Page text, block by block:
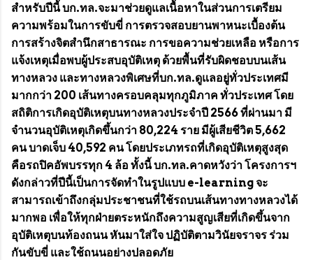
สำหรับปีนี้ บก.ทล.จะมาช่วยดูแลเนื้อหาในส่วนการเตรียม
ความพร้อมในการขับขี่ การตรวจสอบยานพาหนะเบื้องต้น
การสร้างจิตสำนึกสาธารณะ การขอความช่วยเหลือ หรือการ
แจ้งเหตุเมื่อพบผู้ประสบอุบัติเหตุ ด้วยพื้นที่รับผิดชอบบนเส้น
ทางหลวง และทางหลวงพิเศษที่บก.ทล.ดูแลอยู่ทั่วประเทศมี
มากกว่า 200 เส้นทางครอบคลุมทุกภูมิภาค ทั่วประเทศ โดย
สถิติการเกิดอุบัติเหตุบนทางหลวงประจำปี 2566 ที่ผ่านมา มี
จำนวนอุบัติเหตุเกิดขึ้นกว่า 80,224 ราย มีผู้เสียชีวิต 5,662
คน บาดเจ็บ 40,592 คน โดยประเภทรถที่เกิดอุบัติเหตุสูงสุด
คือรถปิคอัพบรรทุก 4 ล้อ ทั้งนี้ บก.ทล.คาดหวังว่า โครงการฯ
ดังกล่าวที่ปีนี้เป็นการจัดทำในรูปแบบ e-learning จะ
สามารถเข้าถึงกลุ่มประชาชนที่ใช้รถบนเส้นทางทางหลวงได้
มากพอ เพื่อให้ทุกฝ่ายตระหนักถึงความสูญเสียที่เกิดขึ้นจาก
อุบัติเหตุบนท้องถนน หันมาใส่ใจ ปฏิบัติตามวินัยจราจร ร่วม
กันขับขี่ และใช้ถนนอย่างปลอดภัย